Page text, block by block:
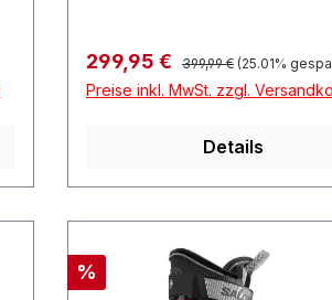
Verkaufspreis:
299,95 € Regulärer Preis:
399,99 € (25.01%
Preise inkl. MwSt. zzgl.
Details
Rabatt
%